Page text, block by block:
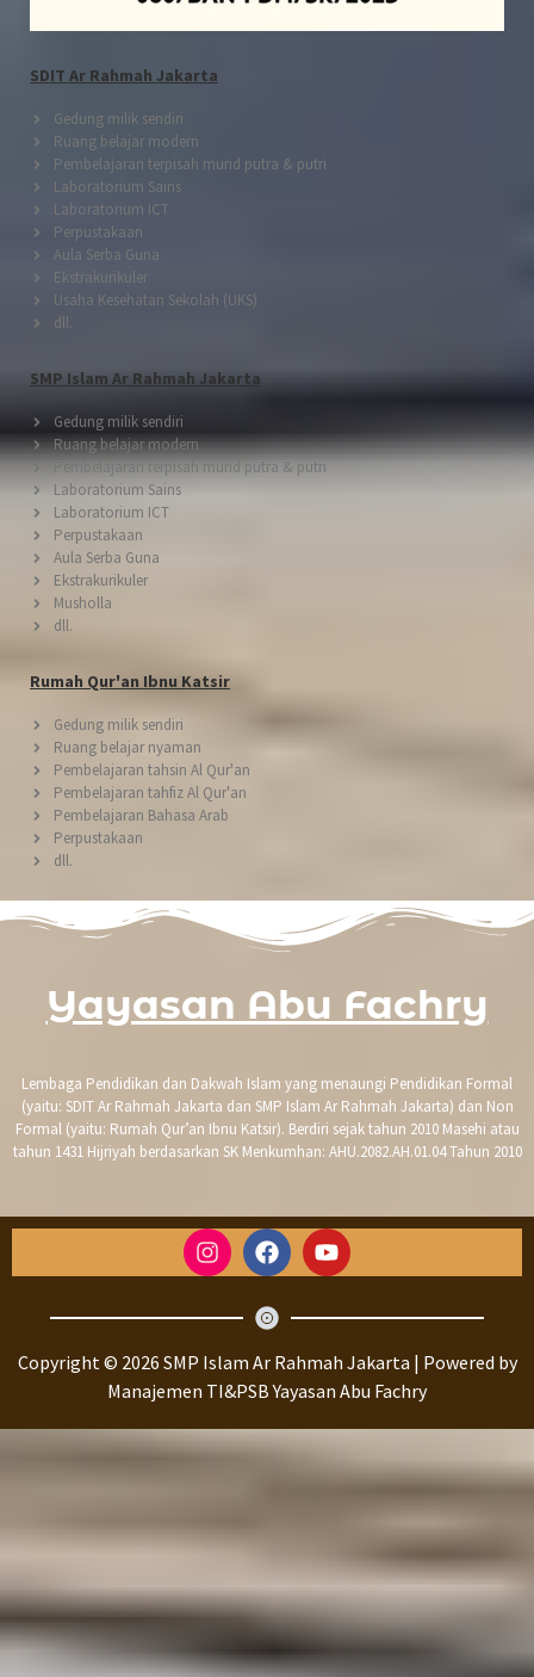
SDIT Ar Rahmah Jakarta
Gedung milik sendiri
Ruang belajar modern
Pembelajaran terpisah murid putra & putri
Laboratorium Sains
Laboratorium ICT
Perpustakaan
Aula Serba Guna
Ekstrakurikuler
Usaha Kesehatan Sekolah (UKS)
dll.
SMP Islam Ar Rahmah Jakarta
Gedung milik sendiri
Ruang belajar modern
Pembelajaran terpisah murid putra & putri
Laboratorium Sains
Laboratorium ICT
Perpustakaan
Aula Serba Guna
Ekstrakurikuler
Musholla
dll.
Rumah Qur'an Ibnu Katsir
Gedung milik sendiri
Ruang belajar nyaman
Pembelajaran tahsin Al Qur'an
Pembelajaran tahfiz Al Qur'an
Pembelajaran Bahasa Arab
Perpustakaan
dll.
Yayasan Abu Fachry
Lembaga Pendidikan dan Dakwah Islam yang menaungi Pendidikan Formal
(yaitu: SDIT Ar Rahmah Jakarta dan SMP Islam Ar Rahmah Jakarta) dan Non
Formal (yaitu: Rumah Qur’an Ibnu Katsir). Berdiri sejak tahun 2010 Masehi atau
tahun 1431 Hijriyah berdasarkan SK Menkumhan: AHU.2082.AH.01.04 Tahun 2010
Copyright © 2026 SMP Islam Ar Rahmah Jakarta | Powered by
Manajemen TI&PSB Yayasan Abu Fachry